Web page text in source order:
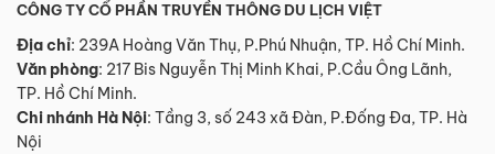
CÔNG TY CỔ PHẦN TRUYỀN THÔNG DU LỊCH VIỆT
Địa chỉ: 239A Hoàng Văn Thụ, P.Phú Nhuận, TP. Hồ Chí Minh.
Văn phòng: 217 Bis Nguyễn Thị Minh Khai, P.Cầu Ông Lãnh,
TP. Hồ Chí Minh.
Chi nhánh Hà Nội: Tầng 3, số 243 xã Đàn, P.Đống Đa, TP. Hà
Nội